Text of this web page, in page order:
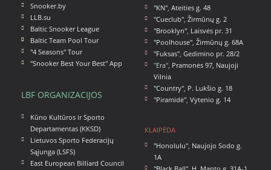
Snooker.by
LLB.su
Baltic Snooker League
Baltic Team Pool Tour
"4 Seasons" Tour
"Snooker Best Your Best" App
LBF ORGANIZACIJOS
Kūno Kultūros ir Sporto
Departamentas (KKSD)
Lietuvos Sporto Federacijų
Sąjunga (LSFS)
East European Billiard Council
"KN", Ateities g. 48
"Cueclub", Žirmūnų g. 2
"Brooklyn", Laisvės pr. 31
"Poolhouse", Žirmūnų g. 68A
"Fuksas", Gedimino pr. 28/2
"Era", Pramonės 97, Naujoji
Vilnia
"Country", P. Lukšio g. 18
"Piramidė", Vytenio g. 14
KLAIPĖDA
"Honolulu", Naujojo Sodo g.
1A